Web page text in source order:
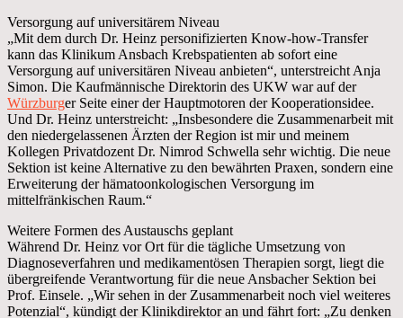
Versorgung auf universitärem Niveau
„Mit dem durch Dr. Heinz personifizierten Know-how-Transfer
kann das Klinikum Ansbach Krebspatienten ab sofort eine
Versorgung auf universitären Niveau anbieten“, unterstreicht Anja
Simon. Die Kaufmännische Direktorin des UKW war auf der
Würzburger Seite einer der Hauptmotoren der Kooperationsidee.
Und Dr. Heinz unterstreicht: „Insbesondere die Zusammenarbeit mit
den niedergelassenen Ärzten der Region ist mir und meinem
Kollegen Privatdozent Dr. Nimrod Schwella sehr wichtig. Die neue
Sektion ist keine Alternative zu den bewährten Praxen, sondern eine
Erweiterung der hämatoonkologischen Versorgung im
mittelfränkischen Raum.“
Weitere Formen des Austauschs geplant
Während Dr. Heinz vor Ort für die tägliche Umsetzung von
Diagnoseverfahren und medikamentösen Therapien sorgt, liegt die
übergreifende Verantwortung für die neue Ansbacher Sektion bei
Prof. Einsele. „Wir sehen in der Zusammenarbeit noch viel weiteres
Potenzial“, kündigt der Klinikdirektor an und fährt fort: „Zu denken